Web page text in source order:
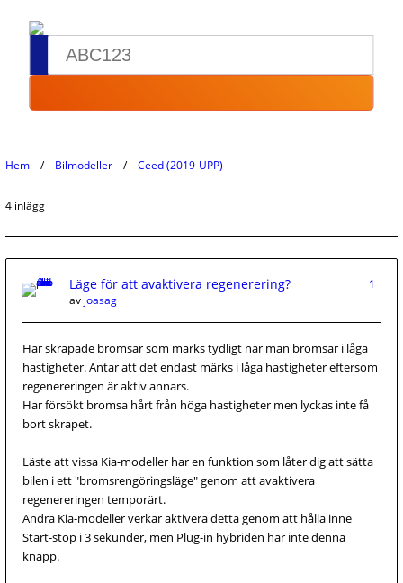
Hem Bilmodeller Ceed (2019-UPP)
4 inlägg
Läge för att avaktivera regenerering?
1
av joasag
Har skrapade bromsar som märks tydligt när man bromsar i låga
hastigheter. Antar att det endast märks i låga hastigheter eftersom
regenereringen är aktiv annars.
Har försökt bromsa hårt från höga hastigheter men lyckas inte få
bort skrapet.
Läste att vissa Kia-modeller har en funktion som låter dig att sätta
bilen i ett "bromsrengöringsläge" genom att avaktivera
regenereringen temporärt.
Andra Kia-modeller verkar aktivera detta genom att hålla inne
Start-stop i 3 sekunder, men Plug-in hybriden har inte denna
knapp.